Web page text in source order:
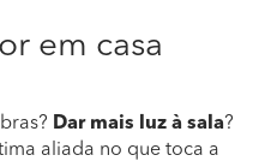
em casa
Dar mais luz à sala?
aliada no que toca a